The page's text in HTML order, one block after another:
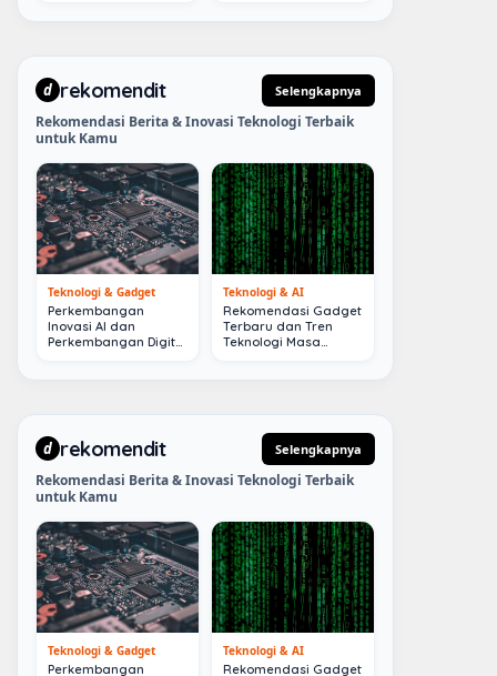
d rekomendit Selengkapnya
Rekomendasi Berita & Inovasi Teknologi Terbaik
untuk Kamu
Teknologi & Gadget
Perkembangan
Inovasi AI dan
Perkembangan Digital
Teknologi & AI
Rekomendasi Gadget
Terbaru dan Tren
Teknologi Masa
d rekomendit Selengkapnya
Rekomendasi Berita & Inovasi Teknologi Terbaik
untuk Kamu
Teknologi & Gadget
Perkembangan
Teknologi & AI
Rekomendasi Gadget